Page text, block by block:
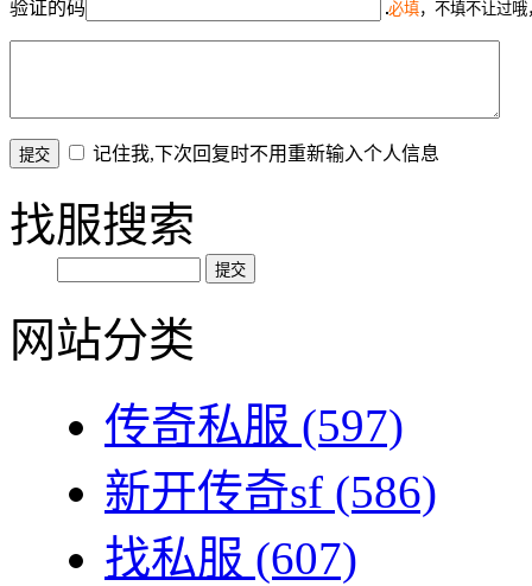
验证的码 必填，不填不让过
记住我,下次回复时不用重新输入个人信息
找服搜索
网站分类
传奇私服 (597)
新开传奇sf (586)
找私服 (607)